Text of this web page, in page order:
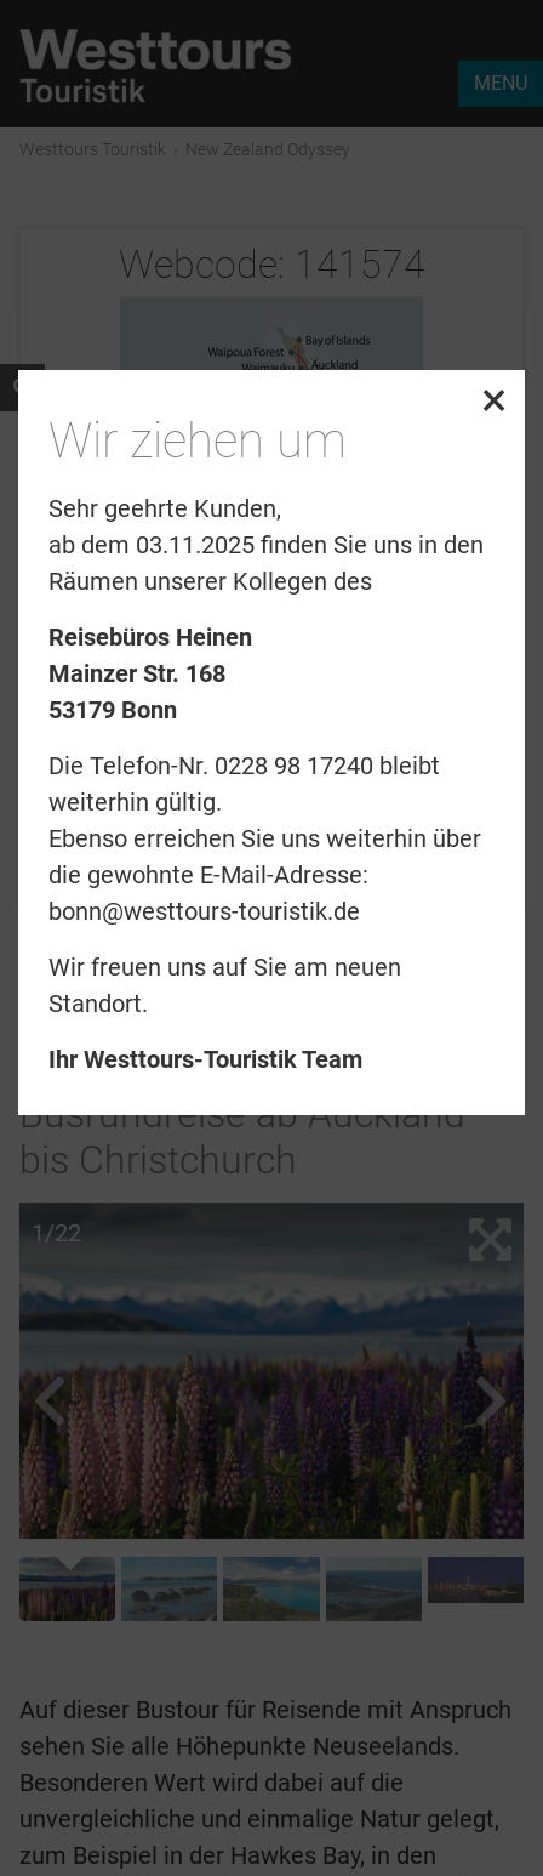
MENU
Westtours Touristik › New Zealand Odyssey
Webcode: 141574
Preise & Termine
Angebotsanfrage
Merkliste
zurück
Teilen
New Zealand Odyssey
20 Tage englischsprachige
Busrundreise ab Auckland
bis Christchurch
1/22
Auf dieser Bustour für Reisende mit Anspruch
sehen Sie alle Höhepunkte Neuseelands.
Besonderen Wert wird dabei auf die
unvergleichliche und einmalige Natur gelegt,
zum Beispiel in der Hawkes Bay, in den
×
Wir ziehen um
Sehr geehrte Kunden,
ab dem 03.11.2025 finden Sie uns in den
Räumen unserer Kollegen des
Reisebüros Heinen
Mainzer Str. 168
53179 Bonn
Die Telefon-Nr. 0228 98 17240 bleibt
weiterhin gültig.
Ebenso erreichen Sie uns weiterhin über
die gewohnte E-Mail-Adresse:
bonn@westtours-touristik.de
Wir freuen uns auf Sie am neuen
Standort.
Ihr Westtours-Touristik Team